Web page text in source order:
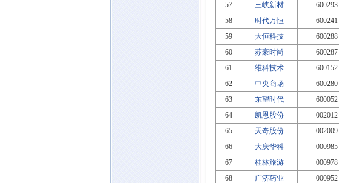
57
三峡新材 600293
58
时代万恒 600241
59
大恒科技 600288
60
苏豪时尚 600287
61
维科技术 600152
62
中央商场 600280
63
东望时代 600052
64
凯恩股份 002012
65
天奇股份 002009
66
大庆华科 000985
67
桂林旅游 000978
68
广济药业 000952